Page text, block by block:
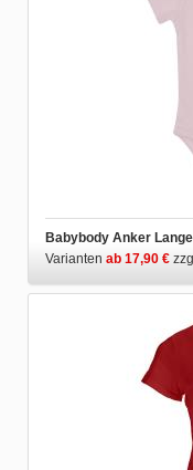
Babybody Anker
Varianten ab 17,90 €